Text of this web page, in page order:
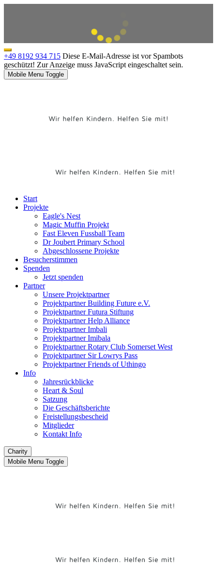
+49 8192 934 715 Diese E-Mail-Adresse ist vor Spambots
geschützt! Zur Anzeige muss JavaScript eingeschaltet sein.
Mobile Menu Toggle
Start
Projekte
Eagle's Nest
Magic Muffin Projekt
Fast Eleven Fussball Team
Dr Joubert Primary School
Abgeschlossene Projekte
Besucherstimmen
Spenden
Jetzt spenden
Partner
Unsere Projektpartner
Projektpartner Building Future e.V.
Projektpartner Futura Stiftung
Projektpartner Help Alliance
Projektpartner Imbali
Projektpartner Imibala
Projektpartner Rotary Club Somerset West
Projektpartner Sir Lowrys Pass
Projektpartner Friends of Uthingo
Info
Jahresrückblicke
Heart & Soul
Satzung
Die Geschäftsberichte
Freistellungsbescheid
Mitglieder
Kontakt Info
Charity
Mobile Menu Toggle